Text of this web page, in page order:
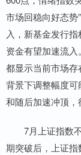
市场回稳向好态
入，新基金发行
资金有望加速流
都显示当前市场
背景下调整幅度
和随后加速冲顶，
7月上证指数不
期突破后，上证